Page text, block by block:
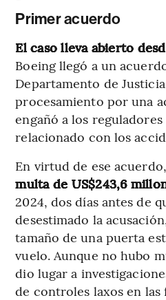
Primer acuerdo
El caso lleva abierto
Boeing llegó a un
Departamento de
procesamiento por una
engañó a los
relacionado con los
En virtud de ese acuerdo,
multa de US$243,6
2024, dos días antes de
desestimado la
tamaño de una puerta
vuelo. Aunque no hubo
dio lugar a
de controles laxos en las